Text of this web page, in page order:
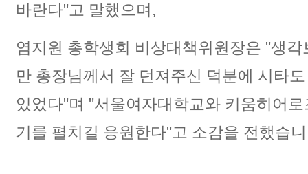
바란다"고 말했으며,
염지원 총학생회 비상대책위원장은 "생
만 총장님께서 잘 던져주신 덕분에 시타
있었다"며 "서울여자대학교와 키움히어
기를 펼치길 응원한다"고 소감을 전했습